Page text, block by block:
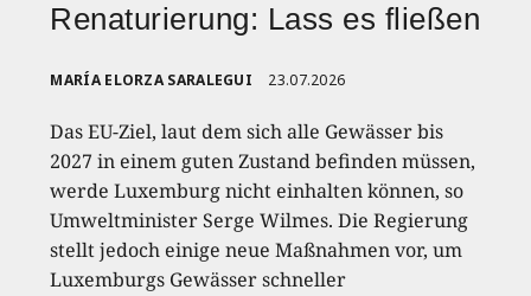
Renaturierung: Lass es fließen
MARÍA ELORZA SARALEGUI 23.07.2026
Das EU-Ziel, laut dem sich alle Gewässer bis
2027 in einem guten Zustand befinden müssen,
werde Luxemburg nicht einhalten können, so
Umweltminister Serge Wilmes. Die Regierung
stellt jedoch einige neue Maßnahmen vor, um
Luxemburgs Gewässer schneller